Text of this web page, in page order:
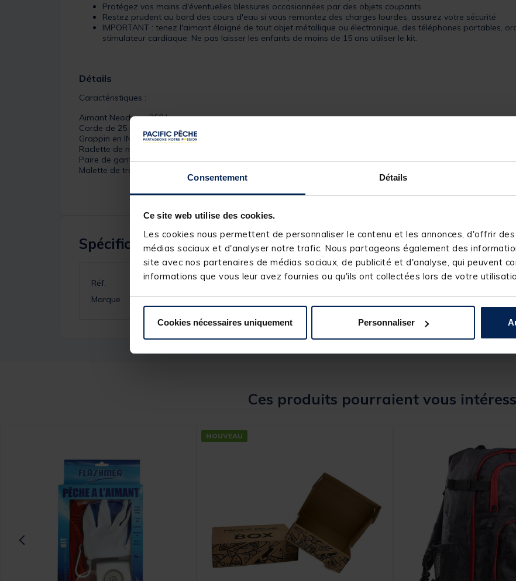
Consentement Détails
Ce site web utilise des cookies.
Les cookies nous permettent de personnaliser le contenu et les annonces, d'offrir
médias sociaux et d'analyser notre trafic. Nous partageons également des
site avec nos partenaires de médias sociaux, de publicité et d'analyse, qui peuvent
informations que vous leur avez fournies ou qu'ils ont collectées lors de votre
Cookies nécessaires uniquement Personnaliser
Protégez vos mains d'éventuelles blessures occasionnées par des objets coupants
Restez prudent au bord des cours d'eau si vous remontez des charges lourdes, assurez votre sécurité
IMPORTANT : tenez l'aimant éloigné de tout objet métallique ou électronique, des téléphones portables,
stimulateur cardiaque. Ne pas laisser les enfants de moins de 15 ans utiliser le kit.
Détails
Caractéristiques :
Aimant Neodyme 250 kg
Corde de 25 m (Ø 8 mm) avec mousqueton en INOX
Grappin en INOX
Raclette de nettoyage
Paire de gants confort épais taille L
Malette de transport rigide
Spécifications
Réf.
236872-1
Marque
FLASHMER
Ces produits pourraient vous
NOUVEAU